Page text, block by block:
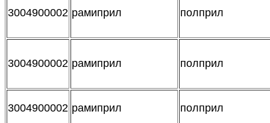
3004900002 рамиприл полприл
3004900002 рамиприл полприл
3004900002 рамиприл полприл